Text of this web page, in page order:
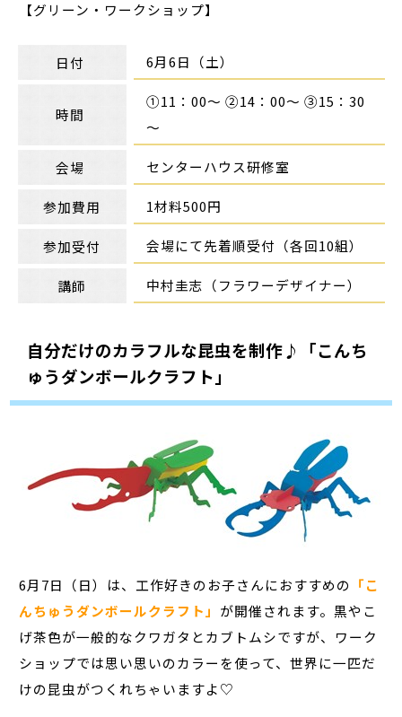
【グリーン・ワークショップ】
日付 6月6日（土）
時間
①11：00～ ②14：00～ ③15：30
～
会場 センターハウス研修室
参加費用 1材料500円
参加受付 会場にて先着順受付（各回10組）
講師 中村圭志（フラワーデザイナー）
自分だけのカラフルな昆虫を制作♪「こんち
ゅうダンボールクラフト」
6月7日（日）は、工作好きのお子さんにおすすめの 「こ
んちゅうダンボールクラフト」 が開催されます。黒やこ
げ茶色が一般的なクワガタとカブトムシですが、ワーク
ショップでは思い思いのカラーを使って、世界に一匹だ
けの昆虫がつくれちゃいますよ♡